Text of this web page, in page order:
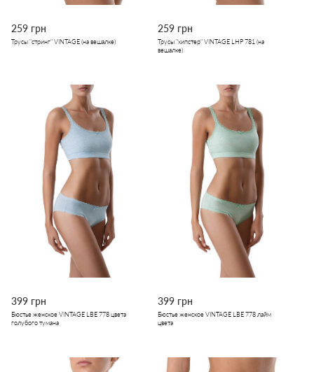
259 грн
Трусы "стринг" VINTAGE (на вешалке)
259 грн
Трусы "хипстер" VINTAGE LHP 781 (на
вешалке)
399 грн
Бюстье женское VINTAGE LBE 778 цвета
голубого тумана
399 грн
Бюстье женское VINTAGE LBE 778 лайм
цвета